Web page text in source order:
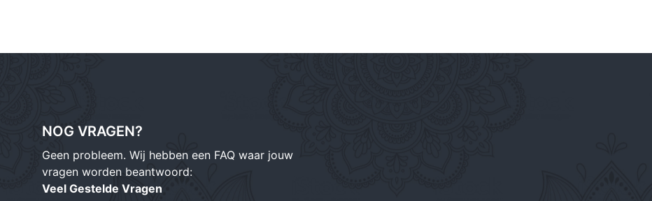
NOG VRAGEN?
Geen probleem. Wij hebben een FAQ waar jouw
vragen worden beantwoord:
Veel Gestelde Vragen